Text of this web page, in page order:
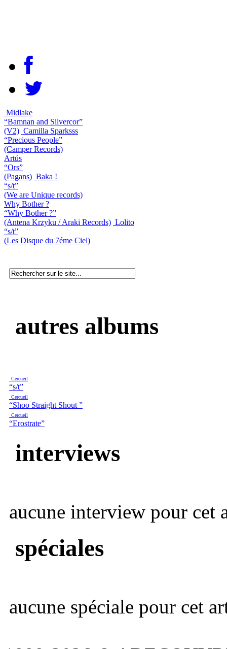
Midlake
“Bamnan and Silvercor”
(V2) Camilla Sparksss
“Precious People”
(Camper Records)
Artús
“Ors”
(Pagans) Baka !
“s/t”
(We are Unique records)
Why Bother ?
“Why Bother ?”
(Antena Krzyku / Araki Records) Lolito
“s/t”
(Les Disque du 7éme Ciel)
autres albums
Cercueil
“s/t”
Cercueil
“Shoo Straight Shout ”
Cercueil
“Erostrate”
interviews
aucune interview pour cet
spéciales
aucune spéciale pour cet